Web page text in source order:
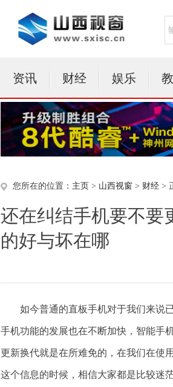
资讯 财经 娱乐
您所在的位置： 主页 > 山西视窗 > 财经 >
还在纠结手机要不要
的好与坏在哪
如今普通的直板手机对于我们来说
手机功能的发展也在不断加快，智能手
更新换代就是在所难免的，在我们在使
这个信息的时候，相信大家都是比较迷